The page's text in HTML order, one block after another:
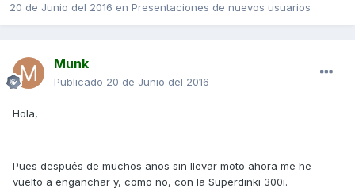
20 de Junio del 2016 en Presentaciones de nuevos usuarios
Munk
Publicado 20 de Junio del 2016
Hola,
Pues después de muchos años sin llevar moto ahora me he
vuelto a enganchar y, como no, con la Superdinki 300i.